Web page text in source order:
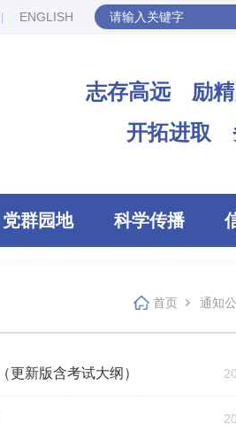
ENGLISH
志存高远 励精
开拓进取
党群园地 科学传播
首页 通知
新版含考试大纲）